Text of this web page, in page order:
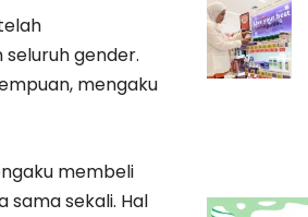
gender.
mengaku
membeli
sama sekali. Hal